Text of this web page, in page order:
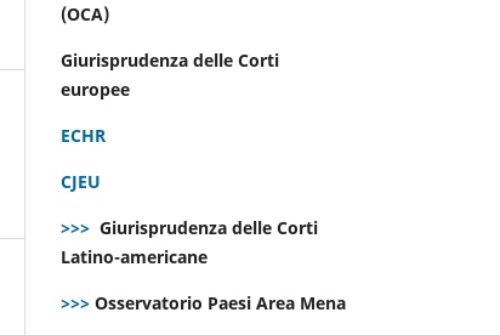
(OCA)
Giurisprudenza delle Corti
europee
ECHR
CJEU
>>> Giurisprudenza delle Corti
Latino-americane
>>> Osservatorio Paesi Area Mena